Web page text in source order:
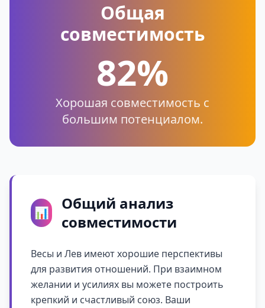
Общая
совместимость
82%
Хорошая совместимость с
большим потенциалом.
📊
Общий анализ
совместимости
Весы и Лев имеют хорошие перспективы
для развития отношений. При взаимном
желании и усилиях вы можете построить
крепкий и счастливый союз. Ваши